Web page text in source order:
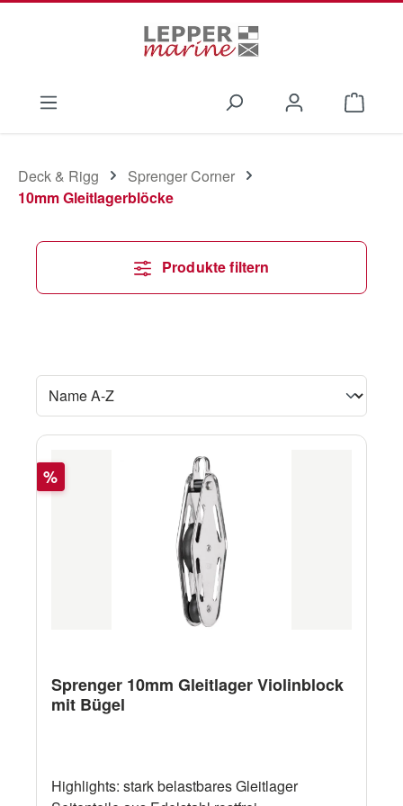
Deck & Rigg
Sprenger Corner
10mm Gleitlagerblöcke
Produkte filtern
Rabatt
%
Sprenger 10mm Gleitlager Violinblock
mit Bügel
Highlights: stark belastbares Gleitlager